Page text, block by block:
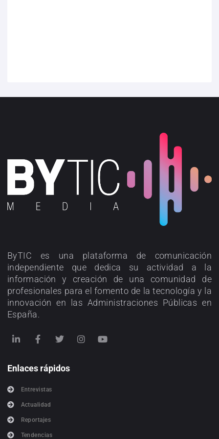
ByTIC es una plataforma de comunicación
independiente que dedica su actividad a la
información y creación de una comunidad de
profesionales para el fomento de la tecnología y la
innovación en las Administraciones Públicas en
España.
Enlaces rápidos
Entrevistas
Actualidad
Reportajes
Tendencias